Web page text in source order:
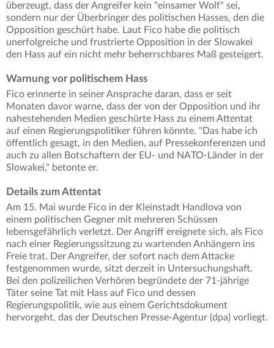
überzeugt, dass der Angreifer kein "einsamer Wolf" sei,
sondern nur der Überbringer des politischen Hasses, den die
Opposition geschürt habe. Laut Fico habe die politisch
unerfolgreiche und frustrierte Opposition in der Slowakei
den Hass auf ein nicht mehr beherrschbares Maß gesteigert.
Warnung vor politischem Hass
Fico erinnerte in seiner Ansprache daran, dass er seit
Monaten davor warne, dass der von der Opposition und ihr
nahestehenden Medien geschürte Hass zu einem Attentat
auf einen Regierungspolitiker führen könnte. "Das habe ich
öffentlich gesagt, in den Medien, auf Pressekonferenzen und
auch zu allen Botschaftern der EU- und NATO-Länder in der
Slowakei," betonte er.
Details zum Attentat
Am 15. Mai wurde Fico in der Kleinstadt Handlova von
einem politischen Gegner mit mehreren Schüssen
lebensgefährlich verletzt. Der Angriff ereignete sich, als Fico
nach einer Regierungssitzung zu wartenden Anhängern ins
Freie trat. Der Angreifer, der sofort nach dem Attacke
festgenommen wurde, sitzt derzeit in Untersuchungshaft.
Bei den polizeilichen Verhören begründete der 71-jährige
Täter seine Tat mit Hass auf Fico und dessen
Regierungspolitik, wie aus einem Gerichtsdokument
hervorgeht, das der Deutschen Presse-Agentur (dpa) vorliegt.